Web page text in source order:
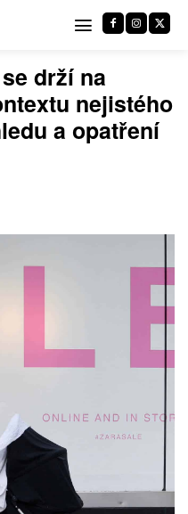
drží na
nejistého
a opatření